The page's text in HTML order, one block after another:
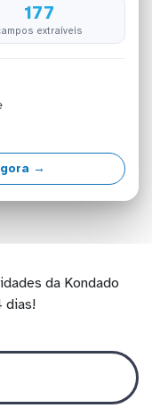
177
extraíveis
→
da Kondado
dias!